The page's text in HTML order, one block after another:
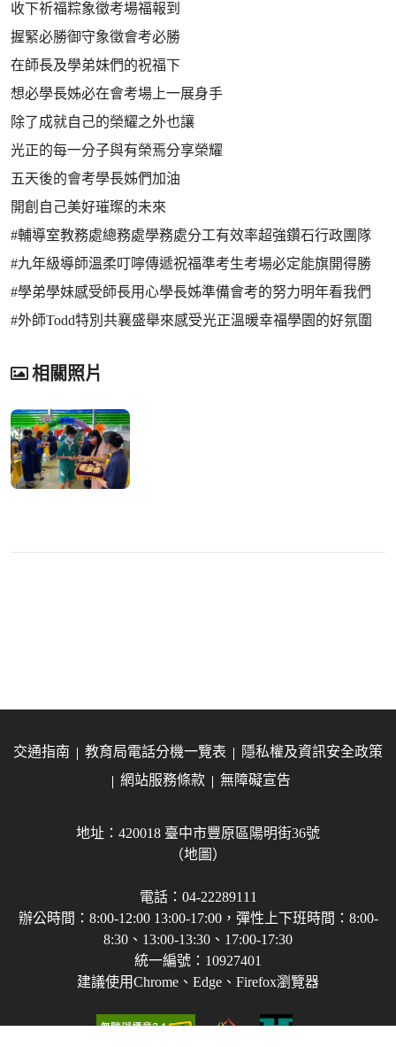
收下祈福粽象徵考場福報到
握緊必勝御守象徵會考必勝
在師長及學弟妹們的祝福下
想必學長姊必在會考場上一展身手
除了成就自己的榮耀之外也讓
光正的每一分子與有榮焉分享榮耀
五天後的會考學長姊們加油
開創自己美好璀璨的未來
#輔導室教務處總務處學務處分工有效率超強鑽石行政團隊
#九年級導師溫柔叮嚀傳遞祝福準考生考場必定能旗開得勝
#學弟學妹感受師長用心學長姊準備會考的努力明年看我們
#外師Todd特別共襄盛舉來感受光正溫暖幸福學園的好氛圍
相關照片
交通指南 教育局電話分機一覽表
隱私權及資訊安全政策
網站服務條款
無障礙宣告
地址：420018 臺中市豐原區陽明街36號
（地圖）
電話：04-22289111
辦公時間：8:00-12:00 13:00-17:00，彈性上下班時間：8:00-
8:30、13:00-13:30、17:00-17:30
統一編號：10927401
建議使用Chrome、Edge、Firefox瀏覽器